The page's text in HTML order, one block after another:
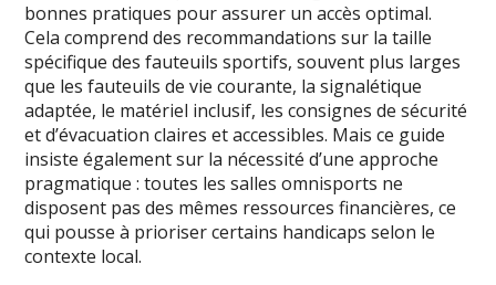
bonnes pratiques pour assurer un accès optimal.
Cela comprend des recommandations sur la taille
spécifique des fauteuils sportifs, souvent plus larges
que les fauteuils de vie courante, la signalétique
adaptée, le matériel inclusif, les consignes de sécurité
et d’évacuation claires et accessibles. Mais ce guide
insiste également sur la nécessité d’une approche
pragmatique : toutes les salles omnisports ne
disposent pas des mêmes ressources financières, ce
qui pousse à prioriser certains handicaps selon le
contexte local.